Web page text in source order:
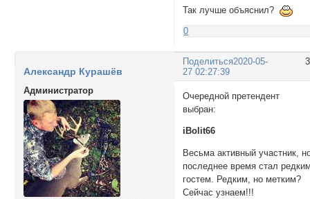
Так лучше объяснил?
0
Поделиться2020-05-
27 02:27:39
Александр Курашёв
Администратор
Очередной претендент
выбран:
iBolit66
Весьма активный участник,
последнее время стал
гостем. Редким, но метким?
Сейчас узнаем!!!